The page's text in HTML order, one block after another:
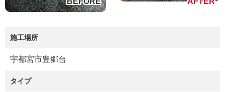
施工場所
宇都宮市豊郷台
タイプ